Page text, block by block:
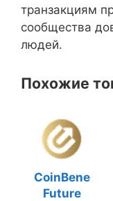
транзакциям
сообщества
людей.
Похожие
CoinBene
Future